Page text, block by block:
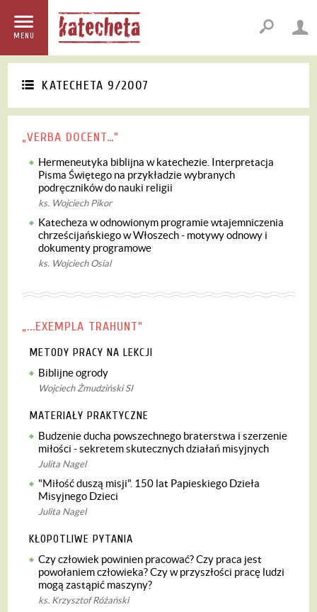
MENU
KATECHETA 9/2007
„VERBA DOCENT…”
Hermeneutyka biblijna w katechezie. Interpretacja
Pisma Świętego na przykładzie wybranych
podręczników do nauki religii
ks. Wojciech Pikor
Katecheza w odnowionym programie wtajemniczenia
chrześcijańskiego w Włoszech - motywy odnowy i
dokumenty programowe
ks. Wojciech Osial
„...EXEMPLA TRAHUNT”
METODY PRACY NA LEKCJI
Biblijne ogrody
Wojciech Żmudziński SI
MATERIAŁY PRAKTYCZNE
Budzenie ducha powszechnego braterstwa i szerzenie
miłości - sekretem skutecznych działań misyjnych
Julita Nagel
"Miłość duszą misji". 150 lat Papieskiego Dzieła
Misyjnego Dzieci
Julita Nagel
KŁOPOTLIWE PYTANIA
Czy człowiek powinien pracować? Czy praca jest
powołaniem człowieka? Czy w przyszłości pracę ludzi
mogą zastąpić maszyny?
ks. Krzysztof Różański